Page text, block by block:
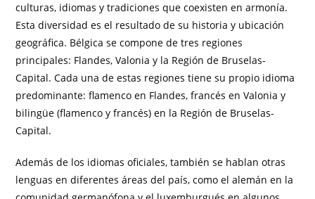
culturas, idiomas y tradiciones que coexisten en armonía.
Esta diversidad es el resultado de su historia y ubicación
geográfica. Bélgica se compone de tres regiones
principales: Flandes, Valonia y la Región de Bruselas-
Capital. Cada una de estas regiones tiene su propio idioma
predominante: flamenco en Flandes, francés en Valonia y
bilingüe (flamenco y francés) en la Región de Bruselas-
Capital.
Además de los idiomas oficiales, también se hablan otras
lenguas en diferentes áreas del país, como el alemán en la